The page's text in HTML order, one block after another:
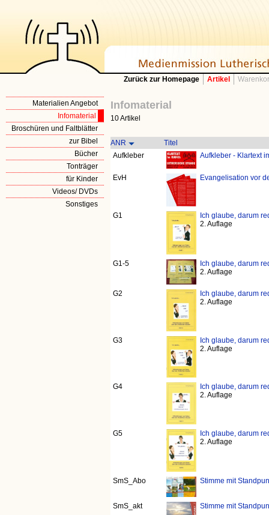
Zurück zur Homepage Artikel
Materialien Angebot
Infomaterial
Broschüren und Faltblätter
zur Bibel
Bücher
Tonträger
für Kinder
Videos/ DVDs
Sonstiges
Infomaterial
10 Artikel
ANR
Titel
Aufkleber
Aufkleber - Klartext
EvH Evangelisation vor
G1
Ich glaube, darum
2. Auflage
G1-5
Ich glaube, darum
2. Auflage
G2
Ich glaube, darum
2. Auflage
G3
Ich glaube, darum
2. Auflage
G4
Ich glaube, darum
2. Auflage
G5
Ich glaube, darum
2. Auflage
SmS_Abo Stimme mit
SmS_akt Stimme mit